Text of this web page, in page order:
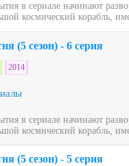
в сериале начинают
космический корабль,
(5 сезон) - 6 серия
2014
в сериале начинают
космический корабль,
(5 сезон) - 5 серия